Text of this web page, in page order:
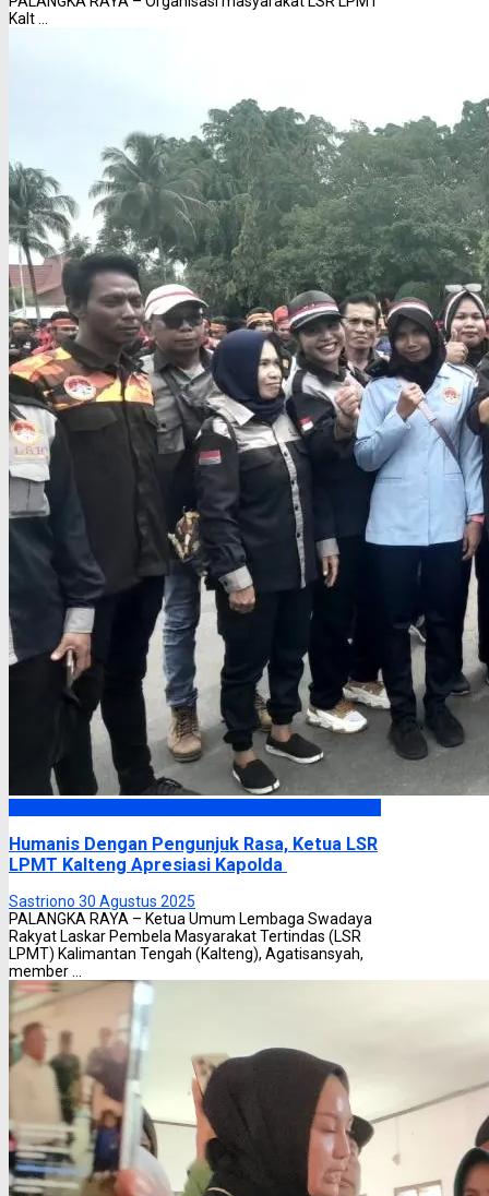
Kalt ...
Humanis Dengan Pengunjuk Rasa, Ketua LSR
LPMT Kalteng Apresiasi Kapolda
Sastriono 30 Agustus 2025
PALANGKA RAYA – Ketua Umum Lembaga Swadaya
Rakyat Laskar Pembela Masyarakat Tertindas (LSR
LPMT) Kalimantan Tengah (Kalteng), Agatisansyah,
member ...